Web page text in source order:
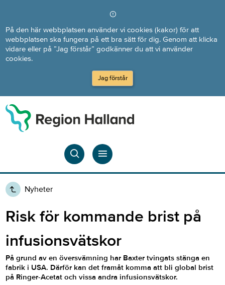
På den här webbplatsen använder vi cookies (kakor) för att
webbplatsen ska fungera på ett bra sätt för dig. Genom att klicka
vidare eller på ”Jag förstår” godkänner du att vi använder
cookies.
Jag förstår
Nyheter
Risk för kommande brist på
infusionsvätskor
På grund av en översvämning har Baxter tvingats stänga en
fabrik i USA. Därför kan det framåt komma att bli global brist
på Ringer-Acetat och vissa andra infusionsvätskor.